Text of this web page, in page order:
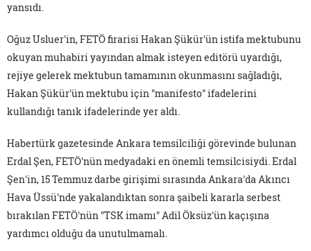
yansıdı.
Oğuz Usluer'in, FETÖ firarisi Hakan Şükür'ün istifa mektubunu
okuyan muhabiri yayından almak isteyen editörü uyardığı,
rejiye gelerek mektubun tamamının okunmasını sağladığı,
Hakan Şükür'ün mektubu için "manifesto" ifadelerini
kullandığı tanık ifadelerinde yer aldı.
Habertürk gazetesinde Ankara temsilciliği görevinde bulunan
Erdal Şen, FETÖ'nün medyadaki en önemli temsilcisiydi. Erdal
Şen'in, 15 Temmuz darbe girişimi sırasında Ankara'da Akıncı
Hava Üssü'nde yakalandıktan sonra şaibeli kararla serbest
bırakılan FETÖ'nün "TSK imamı" Adil Öksüz'ün kaçışına
yardımcı olduğu da unutulmamalı.